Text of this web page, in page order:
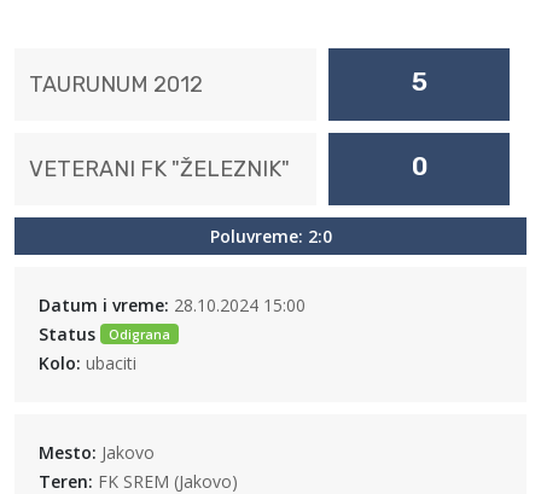
TAURUNUM 2012 5
VETERANI FK "ŽELEZNIK" 0
Poluvreme: 2:0
Datum i vreme: 28.10.2024 15:00
Status
Odigrana
Kolo: ubaciti
Mesto: Jakovo
Teren: FK SREM (Jakovo)